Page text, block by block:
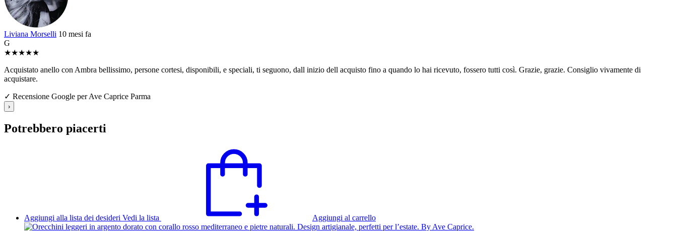
Liviana Morselli 10 mesi fa
G
★★★★★
Acquistato anello con Ambra bellissimo, persone cortesi, disponibili, e speciali, ti seguono, dall inizio dell acquisto fino a quando lo hai ricevuto, fossero tutti così. Grazie, grazie. Consiglio vivamente di
acquistare.
✓ Recensione Google per Ave Caprice Parma
›
Potrebbero piacerti
Aggiungi alla lista dei desideri Vedi la lista Aggiungi al carrello